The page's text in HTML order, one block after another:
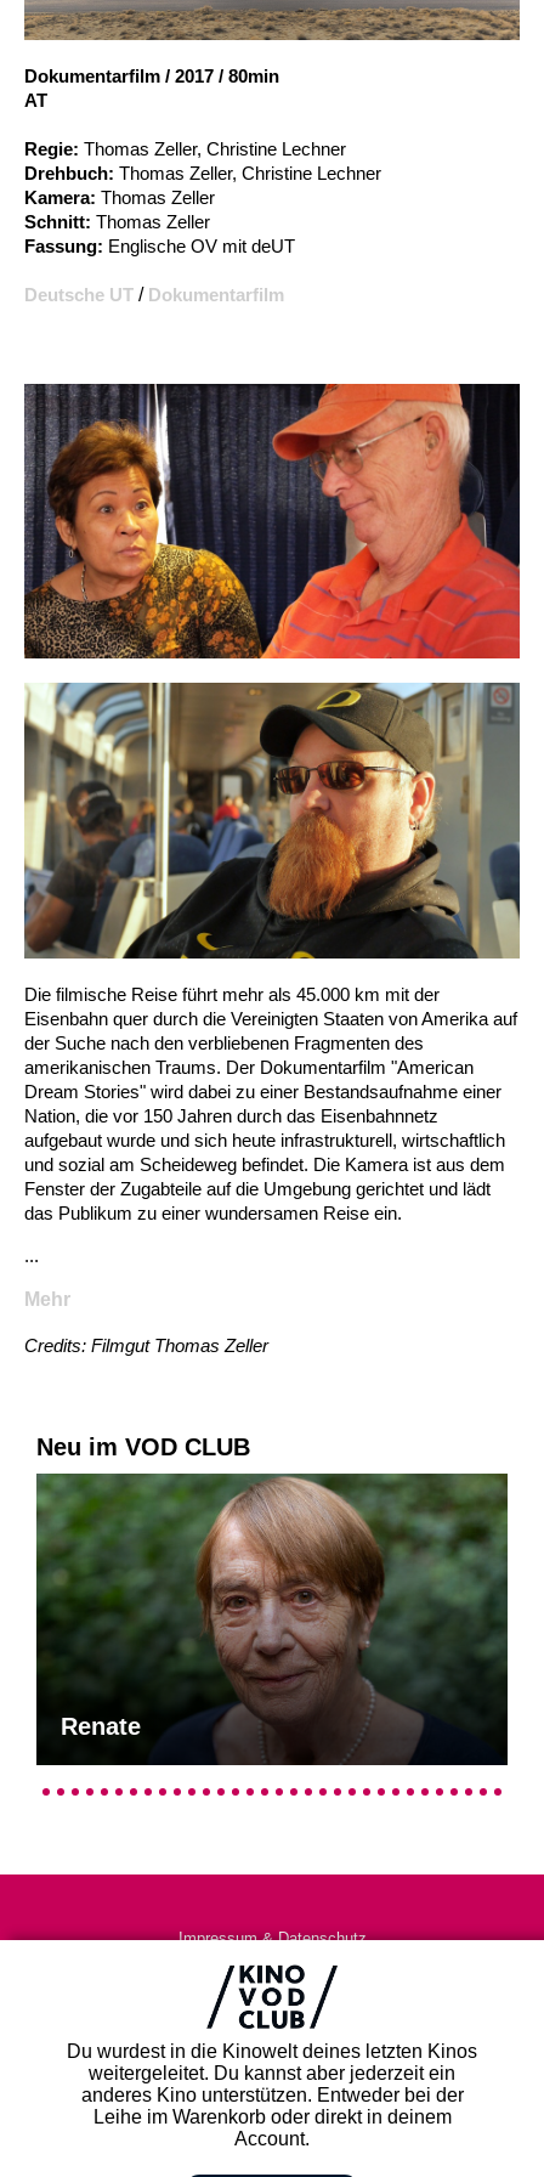
Du wurdest in die Kinowelt deines letzten Kinos
weitergeleitet. Du kannst aber jederzeit ein
anderes Kino unterstützen. Entweder bei der
Leihe im Warenkorb oder direkt in deinem
Account.
Account
Dokumentarfilm / 2017 / 80min
AT
Regie: Thomas Zeller, Christine Lechner
Drehbuch: Thomas Zeller, Christine Lechner
Kamera: Thomas Zeller
Schnitt: Thomas Zeller
Fassung: Englische OV mit deUT
Deutsche UT / Dokumentarfilm
Die filmische Reise führt mehr als 45.000 km mit der
Eisenbahn quer durch die Vereinigten Staaten von Amerika auf
der Suche nach den verbliebenen Fragmenten des
amerikanischen Traums. Der Dokumentarfilm "American
Dream Stories" wird dabei zu einer Bestandsaufnahme einer
Nation, die vor 150 Jahren durch das Eisenbahnnetz
aufgebaut wurde und sich heute infrastrukturell, wirtschaftlich
und sozial am Scheideweg befindet. Die Kamera ist aus dem
Fenster der Zugabteile auf die Umgebung gerichtet und lädt
das Publikum zu einer wundersamen Reise ein.
...
Mehr
Credits: Filmgut Thomas Zeller
Neu im VOD CLUB
Renate
Impressum & Datenschutz
AGB
Kontakt
FAQ
Newsletter
Partner